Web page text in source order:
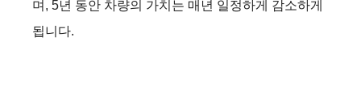
며, 5년 동안 차량의 가치는 매년 일정하게 감소하게
됩니다.